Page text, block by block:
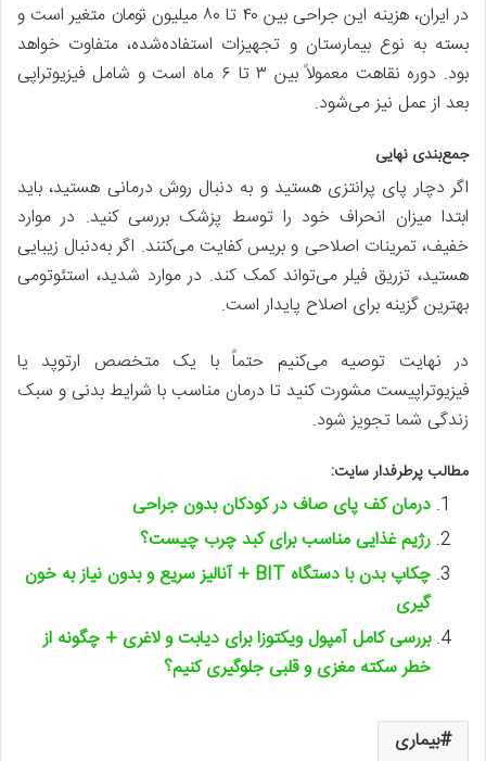
در ایران، هزینه این جراحی بین ۴۰ تا ۸۰ میلیون تومان متغیر است و
بسته به نوع بیمارستان و تجهیزات استفاده‌شده، متفاوت خواهد
بود. دوره نقاهت معمولاً بین ۳ تا ۶ ماه است و شامل فیزیوتراپی
بعد از عمل نیز می‌شود.
جمع‌بندی نهایی
اگر دچار پای پرانتزی هستید و به دنبال روش درمانی هستید، باید
ابتدا میزان انحراف خود را توسط پزشک بررسی کنید. در موارد
خفیف، تمرینات اصلاحی و بریس کفایت می‌کنند. اگر به‌دنبال زیبایی
هستید، تزریق فیلر می‌تواند کمک کند. در موارد شدید، استئوتومی
بهترین گزینه برای اصلاح پایدار است.
در نهایت توصیه می‌کنیم حتماً با یک متخصص ارتوپد یا
فیزیوتراپیست مشورت کنید تا درمان مناسب با شرایط بدنی و سبک
زندگی شما تجویز شود.
مطالب پرطرفدار سایت:
درمان کف پای صاف در کودکان بدون جراحی
رژیم غذایی مناسب برای کبد چرب چیست؟
چکاپ بدن با دستگاه BIT + آنالیز سریع و بدون نیاز به خون
گیری
بررسی کامل آمپول ویکتوزا برای دیابت و لاغری + چگونه از
خطر سکته مغزی و قلبی جلوگیری کنیم؟
بیماری